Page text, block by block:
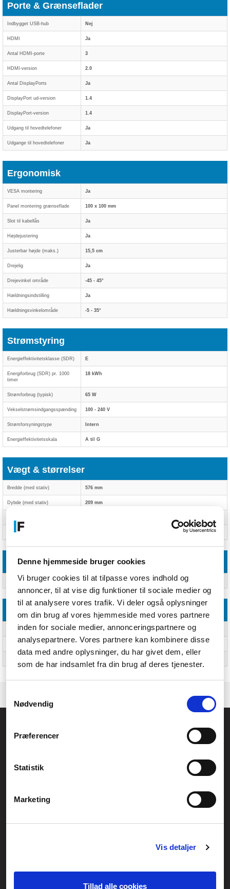
Denne hjemmeside bruger cookies
Vi bruger cookies til at tilpasse vores indhold og
annoncer, til at vise dig funktioner til sociale medier og
til at analysere vores trafik. Vi deler også oplysninger
om din brug af vores hjemmeside med vores partnere
inden for sociale medier, annonceringspartnere og
analysepartnere. Vores partnere kan kombinere disse
data med andre oplysninger, du har givet dem, eller
som de har indsamlet fra din brug af deres tjenester.
Nødvendig
Præferencer
Statistik
Marketing
Vis detaljer
Tillad alle cookies
Porte & Grænseflader
Indbygget USB-hub Nej
HDMI Ja
Antal HDMI-porte 3
HDMI-version 2.0
Antal DisplayPorts Ja
DisplayPort ud-version 1.4
DisplayPort-version 1.4
Udgang til hovedtelefoner Ja
Udgange til hovedtelefoner Ja
Ergonomisk
VESA montering Ja
Panel montering grænseflade 100 x 100 mm
Slot til kabellås Ja
Højdejustering Ja
Justerbar højde (maks.) 15,5 cm
Drejelig Ja
Drejevinkel område -45 - 45°
Hældningsindstilling Ja
Hældningsvinkelområde -5 - 35°
Strømstyring
Energieffektivitetsklasse (SDR) E
Energiforbrug (SDR) pr. 1000
timer
18 kWh
Strømforbrug (typisk) 65 W
Vekselstrømsindgangsspænding 100 - 240 V
Strømforsyningstype Intern
Energieffektivitetsskala A til G
Vægt & størrelser
Bredde (med stativ) 576 mm
Dybde (med stativ) 209 mm
Vægt (med stativ)
Emballeringsdata
Pakkevægt 11,5 kg
Emballage indhold
Kabler inkluderet DisplayPort, HDMI, Strøm
DisplayPort kabellængde 1,8 m
CVR.: 26208637
Generelle henvendelser:
Service- og reklamationsafdelingen:
Kundecenter
Opret reklamation
Kontakt